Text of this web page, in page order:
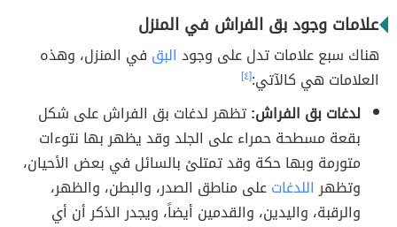
علامات وجود بق الفراش في المنزل
هناك سبع علامات تدل على وجود البق في المنزل، وهذه
العلامات هي كالآتي:[٤]
لدغات بق الفراش:تظهر لدغات بق الفراش على شكل
بقعة مسطحة حمراء على الجلد وقد يظهر بها نتوءات
متورمة وبها حكة وقد تمتلئ بالسائل في بعض الأحيان،
وتظهراللدغاتعلى مناطق الصدر، والبطن، والظهر،
والرقبة، واليدين، والقدمين أيضاً، ويجدر الذكر أن أي